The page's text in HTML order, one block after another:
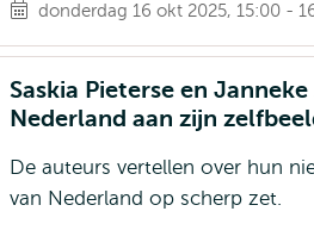
donderdag 16 okt 2025, 15:00 -
Saskia Pieterse en
Nederland aan zijn
De auteurs vertellen over hun
van Nederland op scherp zet.